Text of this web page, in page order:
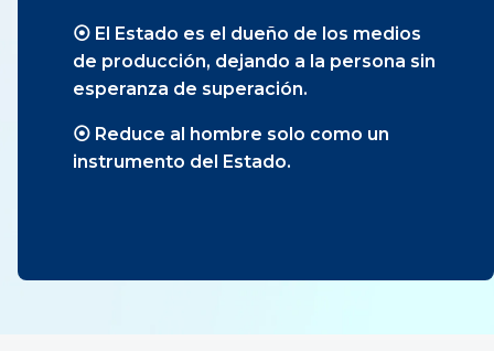
⦿ El Estado es el dueño de los medios
de producción, dejando a la persona sin
esperanza de superación.
⦿ Reduce al hombre solo como un
instrumento del Estado.